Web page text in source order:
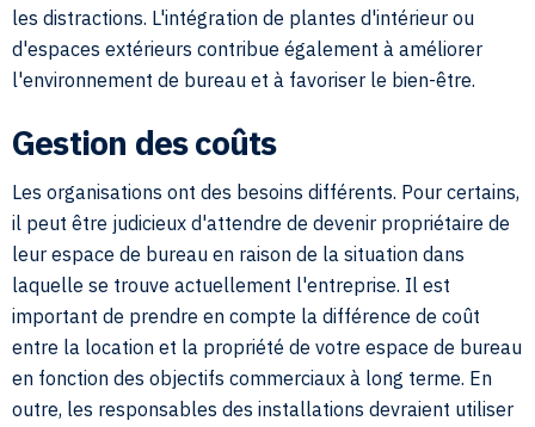
les distractions. L'intégration de plantes d'intérieur ou
d'espaces extérieurs contribue également à améliorer
l'environnement de bureau et à favoriser le bien-être.
Gestion des coûts
Les organisations ont des besoins différents. Pour certains,
il peut être judicieux d'attendre de devenir propriétaire de
leur espace de bureau en raison de la situation dans
laquelle se trouve actuellement l'entreprise. Il est
important de prendre en compte la différence de coût
entre la location et la propriété de votre espace de bureau
en fonction des objectifs commerciaux à long terme. En
outre, les responsables des installations devraient utiliser